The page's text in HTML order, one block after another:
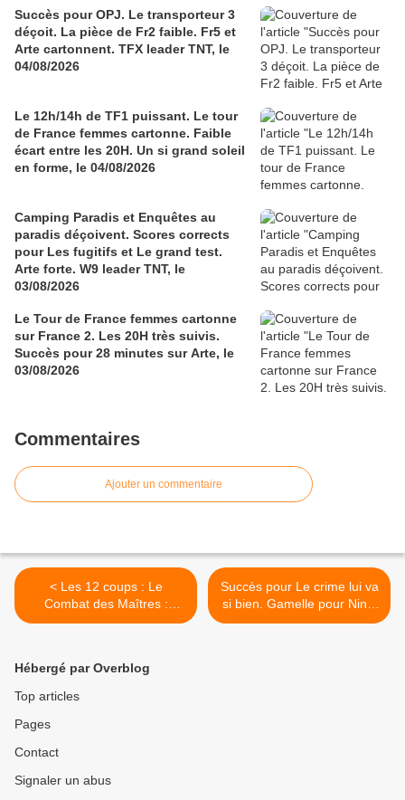
Succès pour OPJ. Le transporteur 3
déçoit. La pièce de Fr2 faible. Fr5 et
Arte cartonnent. TFX leader TNT, le
04/08/2026
Le 12h/14h de TF1 puissant. Le tour
de France femmes cartonne. Faible
écart entre les 20H. Un si grand soleil
en forme, le 04/08/2026
Camping Paradis et Enquêtes au
paradis déçoivent. Scores corrects
pour Les fugitifs et Le grand test.
Arte forte. W9 leader TNT, le
03/08/2026
Le Tour de France femmes cartonne
sur France 2. Les 20H très suivis.
Succès pour 28 minutes sur Arte, le
03/08/2026
Commentaires
Ajouter un commentaire
< Les 12 coups : Le
Combat des Maîtres :
Emilien vs Xavier, le samedi
Succès pour Le crime lui va
si bien. Gamelle pour Ninja
warrior. Cauchemar en
Hébergé par Overblog
Top articles
Pages
Contact
Signaler un abus